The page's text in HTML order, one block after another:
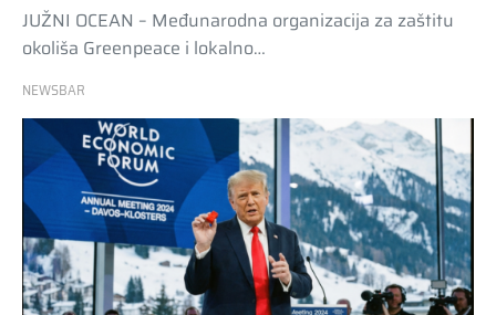
JUŽNI OCEAN – Međunarodna organizacija za zaštitu
okoliša Greenpeace i lokalno…
NEWSBAR